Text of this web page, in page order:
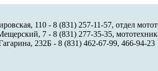
110 - 8 (831) 257-11-57, отдел
7 - 8 (831) 277-35-35,
232Б - 8 (831) 462-67-99, 466-94-23